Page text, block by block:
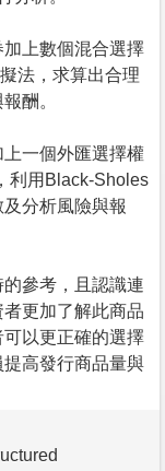
上數個混合選擇
法，求算出合理
酬。
一個外匯選擇權
利用Black-Sholes
分析風險與報
參考，且認識連
更加了解此商品
以更正確的選擇
高發行商品量與